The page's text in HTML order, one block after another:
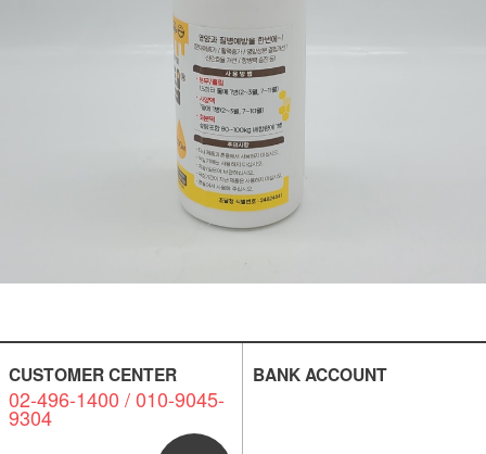
CUSTOMER CENTER
02-496-1400 / 010-9045-
9304
BANK ACCOUNT